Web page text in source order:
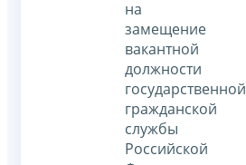
на
замещение
вакантной
должности
государственной
гражданской
службы
Российской